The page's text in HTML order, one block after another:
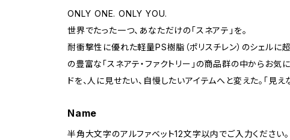
ONLY ONE. ONLY YOU.
世界でたった一つ、あなただけの「スネアテ」を。
耐衝撃性に優れた軽量PS樹脂（ポリスチレン）のシェルに
の豊富な「スネアテ・ファクトリー」の商品群の中からお
ドを、人に見せたい、自慢したいアイテムへと変えた。「見
Name
半角大文字のアルファベット12文字以内でご入力ください。